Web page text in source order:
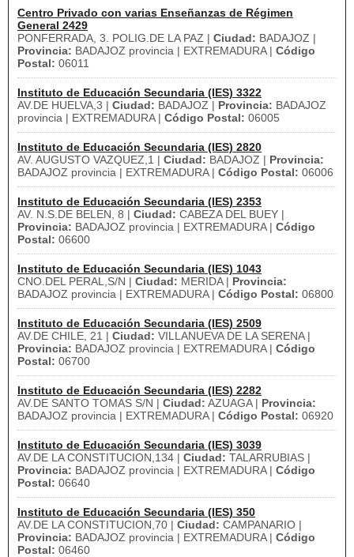
Centro Privado con varias Enseñanzas de Régimen
General 2429
PONFERRADA, 3. POLIG.DE LA PAZ | Ciudad: BADAJOZ |
Provincia: BADAJOZ provincia | EXTREMADURA | Código
Postal: 06011
Instituto de Educación Secundaria (IES) 3322
AV.DE HUELVA,3 | Ciudad: BADAJOZ | Provincia: BADAJOZ
provincia | EXTREMADURA | Código Postal: 06005
Instituto de Educación Secundaria (IES) 2820
AV. AUGUSTO VAZQUEZ,1 | Ciudad: BADAJOZ | Provincia:
BADAJOZ provincia | EXTREMADURA | Código Postal: 06006
Instituto de Educación Secundaria (IES) 2353
AV. N.S.DE BELEN, 8 | Ciudad: CABEZA DEL BUEY |
Provincia: BADAJOZ provincia | EXTREMADURA | Código
Postal: 06600
Instituto de Educación Secundaria (IES) 1043
CNO.DEL PERAL,S/N | Ciudad: MERIDA | Provincia:
BADAJOZ provincia | EXTREMADURA | Código Postal: 06800
Instituto de Educación Secundaria (IES) 2509
AV.DE CHILE, 21 | Ciudad: VILLANUEVA DE LA SERENA |
Provincia: BADAJOZ provincia | EXTREMADURA | Código
Postal: 06700
Instituto de Educación Secundaria (IES) 2282
AV.DE SANTO TOMAS S/N | Ciudad: AZUAGA | Provincia:
BADAJOZ provincia | EXTREMADURA | Código Postal: 06920
Instituto de Educación Secundaria (IES) 3039
AV.DE LA CONSTITUCION,134 | Ciudad: TALARRUBIAS |
Provincia: BADAJOZ provincia | EXTREMADURA | Código
Postal: 06640
Instituto de Educación Secundaria (IES) 350
AV.DE LA CONSTITUCION,70 | Ciudad: CAMPANARIO |
Provincia: BADAJOZ provincia | EXTREMADURA | Código
Postal: 06460